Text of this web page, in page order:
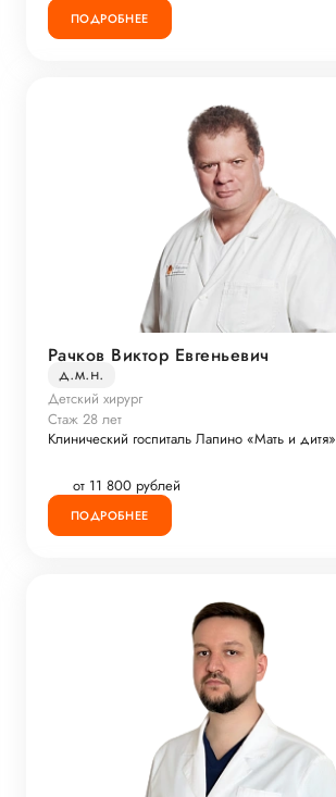
ПОДРОБНЕЕ
Рачков Виктор Евгеньевич
д.м.н.
Детский хирург
Стаж 28 лет
Клинический госпиталь Лапино «Мать и дитя»
от 11 800 рублей
ПОДРОБНЕЕ